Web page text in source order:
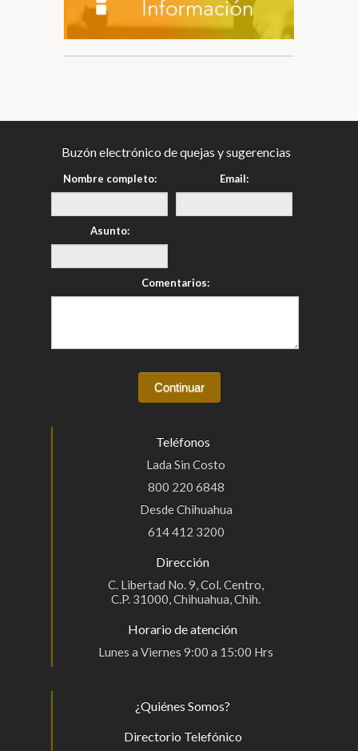
Buzón electrónico de quejas y sugerencias
Nombre completo: Email:
Asunto:
Comentarios:
Teléfonos
Lada Sin Costo
800 220 6848
Desde Chihuahua
614 412 3200
Dirección
C. Libertad No. 9, Col. Centro,
C.P. 31000, Chihuahua, Chih.
Horario de atención
Lunes a Viernes 9:00 a 15:00 Hrs
¿Quiénes Somos?
Directorio Telefónico